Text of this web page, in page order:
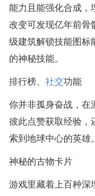
能力且能强化合成，
改变可发现亿年前骨
级建筑解锁技能图标
的神秘技能。
排行榜、 社交功能
你并非孤身奋战，在
彼此点赞获取经验，
索到地球中心的英雄。
神秘的古物卡片
游戏里藏着上百种深